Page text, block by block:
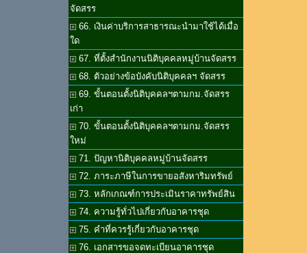
จัดสรร
66. เงินค่าบริการสาธารณะนำมาใช้ได้เมื่อ
ใด
67. ที่ตั้งสำนักงานนิติบุคคลหมู่บ้านจัดสรร
68. ตัวอย่างข้อบังคับนิติบุคคลฯ จัดสรร
69. ขั้นตอนตั้งนิติบุคคลฯตามกม.จัดสรร
เก่า
70. ขั้นตอนตั้งนิติบุคคลฯตามกม.จัดสรร
ใหม่
71. ปัญหานิติบุคคลหมู่บ้านจัดสรร
72. ภาระภาษีในการขายอสังหาริมทรัพย์
73. หลักเกณฑ์การประเมินราคาทรัพย์สิน
74. ความรู้ทั่วไปเกี่ยวกับอาคารชุด
75. คำที่ควรรู้เกี่ยวกับอาคารชุด
76. เอกสารขอจดทะเบียนอาคารชุด